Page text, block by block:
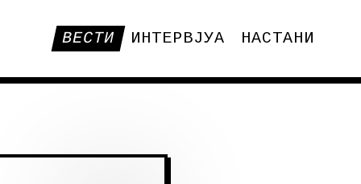
ВЕСТИ ИНТЕРВЈУА НАСТАНИ